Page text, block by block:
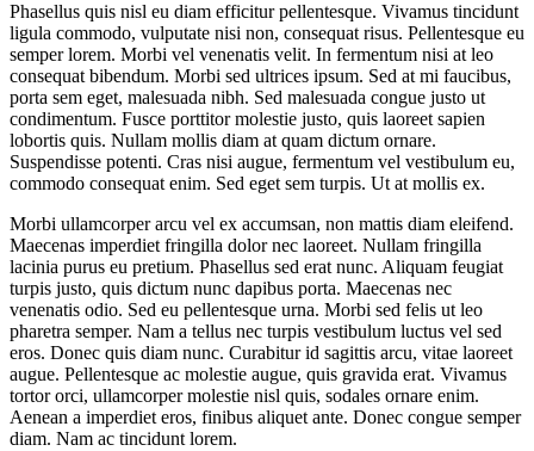
Phasellus quis nisl eu diam efficitur pellentesque. Vivamus tincidunt
ligula commodo, vulputate nisi non, consequat risus. Pellentesque eu
semper lorem. Morbi vel venenatis velit. In fermentum nisi at leo
consequat bibendum. Morbi sed ultrices ipsum. Sed at mi faucibus,
porta sem eget, malesuada nibh. Sed malesuada congue justo ut
condimentum. Fusce porttitor molestie justo, quis laoreet sapien
lobortis quis. Nullam mollis diam at quam dictum ornare.
Suspendisse potenti. Cras nisi augue, fermentum vel vestibulum eu,
commodo consequat enim. Sed eget sem turpis. Ut at mollis ex.
Morbi ullamcorper arcu vel ex accumsan, non mattis diam eleifend.
Maecenas imperdiet fringilla dolor nec laoreet. Nullam fringilla
lacinia purus eu pretium. Phasellus sed erat nunc. Aliquam feugiat
turpis justo, quis dictum nunc dapibus porta. Maecenas nec
venenatis odio. Sed eu pellentesque urna. Morbi sed felis ut leo
pharetra semper. Nam a tellus nec turpis vestibulum luctus vel sed
eros. Donec quis diam nunc. Curabitur id sagittis arcu, vitae laoreet
augue. Pellentesque ac molestie augue, quis gravida erat. Vivamus
tortor orci, ullamcorper molestie nisl quis, sodales ornare enim.
Aenean a imperdiet eros, finibus aliquet ante. Donec congue semper
diam. Nam ac tincidunt lorem.